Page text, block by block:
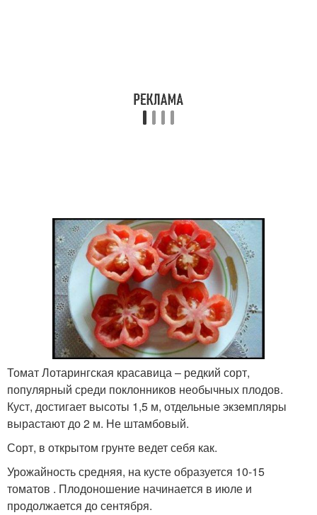
Томат Лотарингская красавица – редкий сорт,
популярный среди поклонников необычных плодов.
Куст, достигает высоты 1,5 м, отдельные экземпляры
вырастают до 2 м. Не штамбовый.
Сорт, в открытом грунте ведет себя как.
Урожайность средняя, на кусте образуется 10-15
томатов . Плодоношение начинается в июле и
продолжается до сентября.